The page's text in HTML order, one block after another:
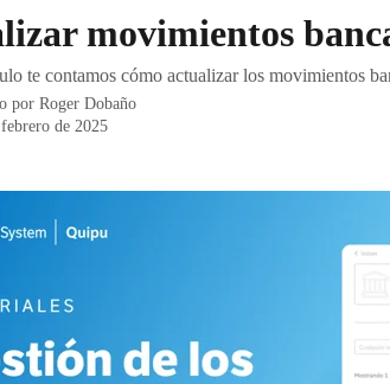
movimientos
te contamos cómo actualizar los movimientos
por Roger Dobaño
de 2025